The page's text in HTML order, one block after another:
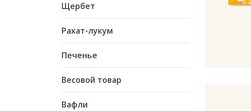
Щербет
Рахат-лукум
Печенье
Весовой товар
Вафли